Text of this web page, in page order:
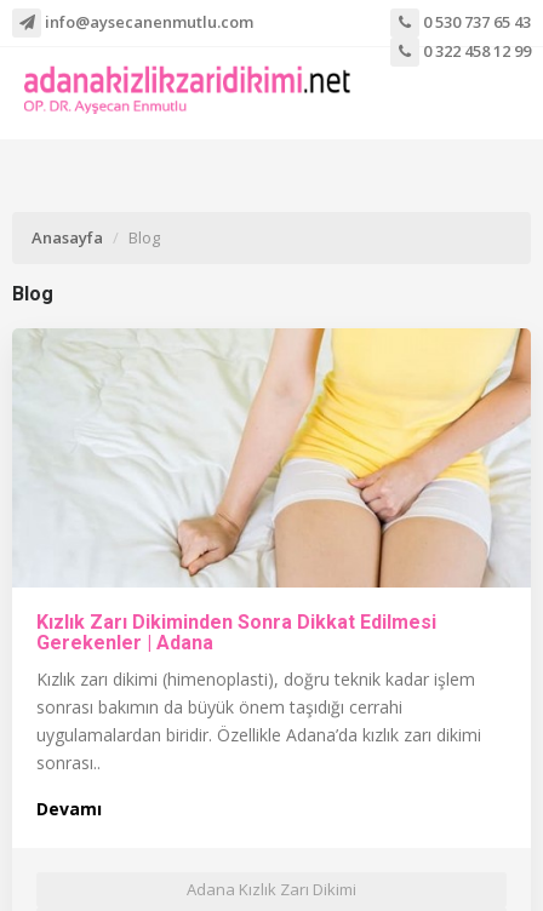
info@aysecanenmutlu.com
0 530 737 65 43
0 322 458 12 99
Anasayfa Blog
Blog
Kızlık Zarı Dikiminden Sonra Dikkat Edilmesi
Gerekenler | Adana
Kızlık zarı dikimi (himenoplasti), doğru teknik kadar işlem
sonrası bakımın da büyük önem taşıdığı cerrahi
uygulamalardan biridir. Özellikle Adana’da kızlık zarı dikimi
sonrası..
Devamı
Adana Kızlık Zarı Dikimi